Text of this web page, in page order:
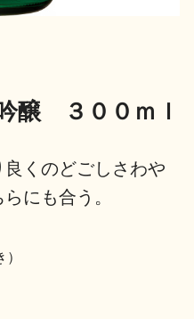
地酒蔵元会検定
３００ｍｌ
くのどごしさわや
にも合う。